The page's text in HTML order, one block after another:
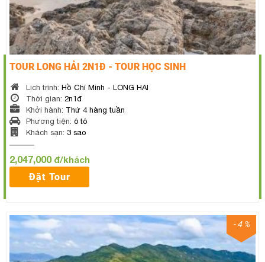
TOUR LONG HẢI 2N1Đ - TOUR HỌC SINH
Lịch trình: Hồ Chí Minh - LONG HAI
Thời gian: 2n1đ
Khởi hành: Thứ 4 hàng tuần
Phương tiện: ô tô
Khách sạn: 3 sao
2,047,000 đ/khách
Đặt Tour
- 4 %